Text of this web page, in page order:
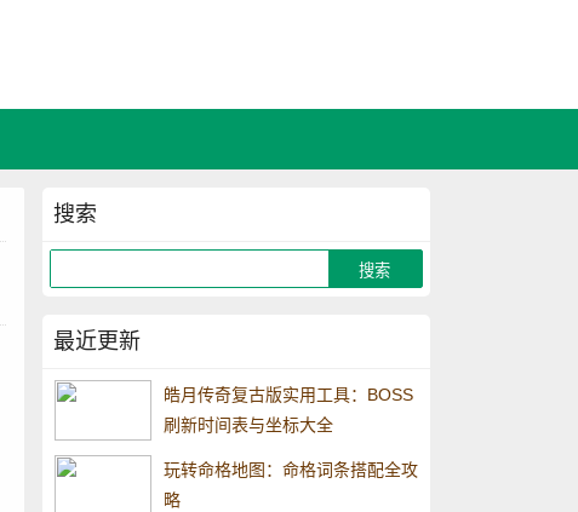
搜索
最近更新
皓月传奇复古版实用工具：BOSS
刷新时间表与坐标大全
玩转命格地图：命格词条搭配全攻
略